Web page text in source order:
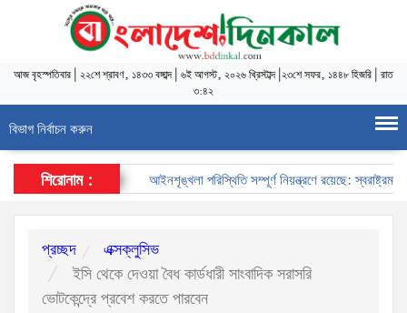
আজবৃহস্পতিবার ২২শে শ্রাবণ, ১৪৩৩ বঙ্গাব্দ| ৬ই আগস্ট, ২০২৬ খ্রিস্টাব্দ| ২৩শে সফর, ১৪৪৮ হিজরি রাত
৩:৪২
বিভাগ নির্বাচন করুন
শিরোনাম : আইনশৃঙ্খলা পরিস্থিতি সম্পূর্ণ নিয়ন্ত্রণে রয়েছে: স্বরাষ্ট্রমন্ত্রী
প্রচ্ছদ
এক্সক্লুসিভ
ইসি থেকে দেওয়া বৈধ কার্ডধারী সাংবাদিক সরাসরি
ভোটকেন্দ্রে প্রবেশ করতে পারবেন